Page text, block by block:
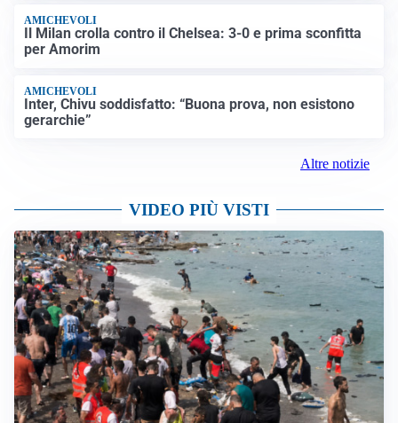
AMICHEVOLI
Il Milan crolla contro il Chelsea: 3-0 e prima sconfitta
per Amorim
AMICHEVOLI
Inter, Chivu soddisfatto: “Buona prova, non esistono
gerarchie”
Altre notizie
VIDEO PIÙ VISTI